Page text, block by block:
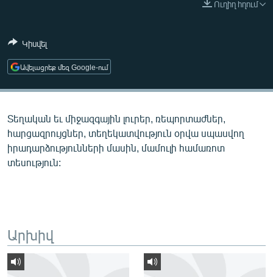
ՄԵԿՆԱԲԱՆՈՒԹՅՈՒՆ
ԿՈՐՈՆԱՎԻՐՈՒՍ
ԱՐԽԻՎ
ՏԵՍԱՆՅՈՒԹԵՐ
ՓՈԴՔԱՍԹ
Հայերեն
Ուղիղ հղում
Կիսվել
Ավելացրեք մեզ Google-ում
Տեղական եւ միջազգային լուրեր, ռեպորտաժներ,
հարցազրույցներ, տեղեկատվություն օրվա սպասվող
իրադարձությունների մասին, մամուլի համառոտ
տեսություն:
Արխիվ